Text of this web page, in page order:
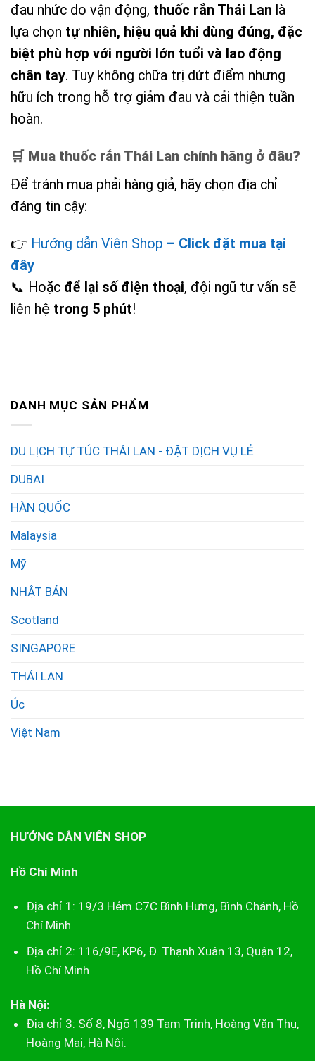
đau nhức do vận động, thuốc rắn Thái Lan là
lựa chọn tự nhiên, hiệu quả khi dùng đúng, đặc
biệt phù hợp với người lớn tuổi và lao động
chân tay. Tuy không chữa trị dứt điểm nhưng
hữu ích trong hỗ trợ giảm đau và cải thiện tuần
hoàn.
🛒 Mua thuốc rắn Thái Lan chính hãng ở đâu?
Để tránh mua phải hàng giả, hãy chọn địa chỉ
đáng tin cậy:
👉 Hướng dẫn Viên Shop – Click đặt mua tại
đây
📞 Hoặc để lại số điện thoại, đội ngũ tư vấn sẽ
liên hệ trong 5 phút!
DANH MỤC SẢN PHẨM
DU LỊCH TỰ TÚC THÁI LAN - ĐẶT DỊCH VỤ LẺ
DUBAI
HÀN QUỐC
Malaysia
Mỹ
NHẬT BẢN
Scotland
SINGAPORE
THÁI LAN
Úc
Việt Nam
HƯỚNG DẪN VIÊN SHOP
Hồ Chí Minh
Địa chỉ 1: 19/3 Hẻm C7C Bình Hưng, Bình Chánh, Hồ
Chí Minh
Địa chỉ 2: 116/9E, KP6, Đ. Thạnh Xuân 13, Quận 12,
Hồ Chí Minh
Hà Nội:
Địa chỉ 3: Số 8, Ngõ 139 Tam Trinh, Hoàng Văn Thụ,
Hoàng Mai, Hà Nội.